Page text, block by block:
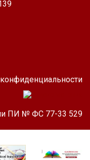
ПИ № ФС 77-33 529